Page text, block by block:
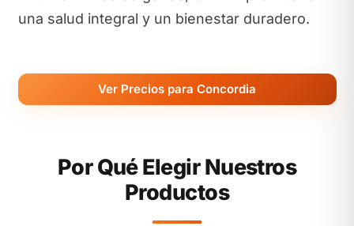
una salud integral y un bienestar duradero.
Ver Precios para Concordia
Por Qué Elegir Nuestros
Productos